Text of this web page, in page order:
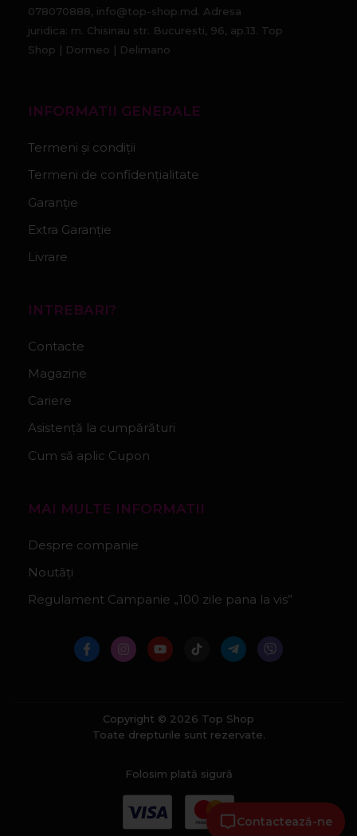
078070888, info@top-shop.md. Adresa
juridica: m. Chisinau str. Bucuresti, 96, ap.13. Top
Shop | Dormeo | Delimano
INFORMATII GENERALE
Termeni și condiții
Termeni de confidențialitate
Garanție
Extra Garanție
Livrare
INTREBARI?
Contacte
Magazine
Cariere
Asistență la cumpărături
Cum să aplic Cupon
MAI MULTE INFORMATII
Despre companie
Noutăți
Regulament Campanie „100 zile pana la vis”
Copyright © 2026 Top Shop
Toate drepturile sunt rezervate.
Folosim plată sigură
Contactează-ne